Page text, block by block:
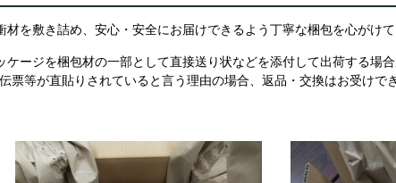
を敷き詰め、安心・安全にお届けできるよう丁寧な梱包を心がけて
ージを梱包材の一部として直接送り状などを添付して出荷する場
等が直貼りされていると言う理由の場合、返品・交換はお受けで